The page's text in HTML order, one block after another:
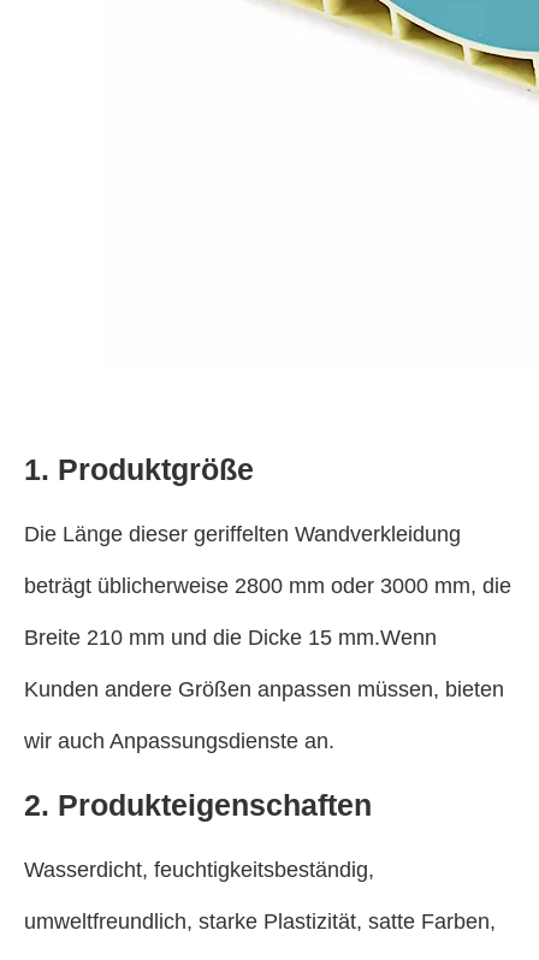
1. Produktgröße
Die Länge dieser geriffelten Wandverkleidung
beträgt üblicherweise 2800 mm oder 3000 mm, die
Breite 210 mm und die Dicke 15 mm.Wenn
Kunden andere Größen anpassen müssen, bieten
wir auch Anpassungsdienste an.
2. Produkteigenschaften
Wasserdicht, feuchtigkeitsbeständig,
umweltfreundlich, starke Plastizität, satte Farben,